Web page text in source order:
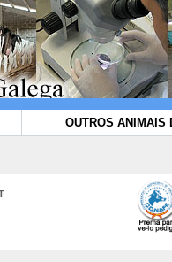
OUTROS ANIMAIS